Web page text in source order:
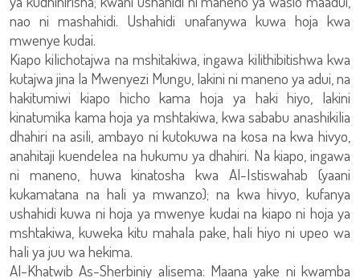
nao ni mashahidi. Ushahidi unafanywa kuwa hoja kwa
mwenye kudai.
Kiapo kilichotajwa na mshitakiwa, ingawa kilithibitishwa kwa
kutajwa jina la Mwenyezi Mungu, lakini ni maneno ya adui, na
hakitumiwi kiapo hicho kama hoja ya haki hiyo, lakini
kinatumika kama hoja ya mshtakiwa, kwa sababu anashikilia
dhahiri na asili, ambayo ni kutokuwa na kosa na kwa hivyo,
anahitaji kuendelea na hukumu ya dhahiri. Na kiapo, ingawa
ni maneno, huwa kinatosha kwa Al-Istiswahab (yaani
kukamatana na hali ya mwanzo); na kwa hivyo, kufanya
ushahidi kuwa ni hoja ya mwenye kudai na kiapo ni hoja ya
mshtakiwa, kuweka kitu mahala pake, hali hiyo ni upeo wa
hali ya juu wa hekima.
Al-Khatwib As-Sherbiniy alisema: Maana yake ni kwamba